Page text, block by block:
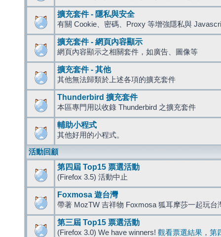
擴充套件 - 隱私與安全
有關 Cookie、密碼、Proxy 等增強隱私與
擴充套件 - 網頁內容顯示
網頁內容顯示之相關套件，如廣告、圖像等
擴充套件 - 其他
其他無法歸類於上述各項的擴充套件
Thunderbird 擴充套件
本區專門用以收錄 Thunderbird 之擴充套件
輔助小程式
其他好用的小程式。
活動回顧
第四屆 Top15 票選活動
(Firefox 3.5) 活動中止
Foxmosa 遊台灣
帶著 MozTW 吉祥物 Foxmosa 狐耳摩莎一起玩台
第三屆 Top15 票選活動
(Firefox 3.0) We have winners! 觀看票選結果 ， 第